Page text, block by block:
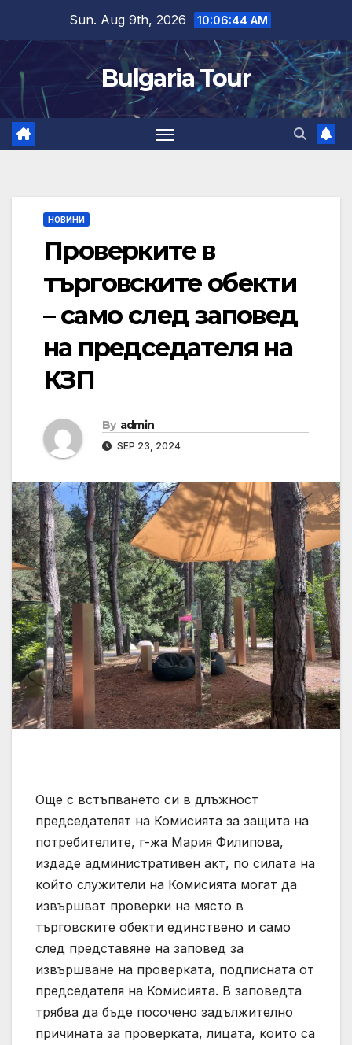
content
Sun. Aug 9th, 2026 10:06:45 AM
Bulgaria Tour
НОВИНИ
Проверките в
търговските обекти
– само след заповед
на председателя на
КЗП
By admin
SEP 23, 2024
Още с встъпването си в длъжност
председателят на Комисията за защита на
потребителите, г-жа Мария Филипова,
издаде административен акт, по силата на
който служители на Комисията могат да
извършват проверки на място в
търговските обекти единствено и само
след представяне на заповед за
извършване на проверката, подписната от
председателя на Комисията. В заповедта
трябва да бъде посочено задължително
причината за проверката, лицата, които са